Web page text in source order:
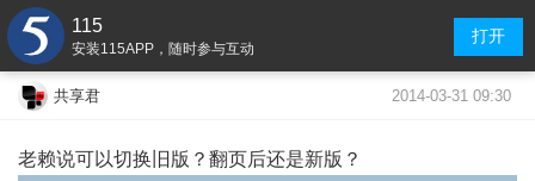
115
安装115APP，随时参与互动
打开
共享君 2014-03-31 09:30
老赖说可以切换旧版？翻页后还是新版？